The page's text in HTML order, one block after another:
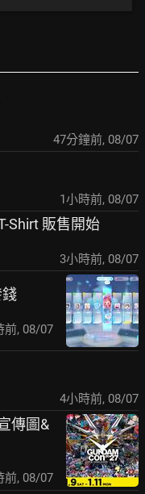
47分鐘前, 08/07
1小時前, 08/07
Shirt 販售開始
3小時前, 08/07
前, 08/07
4小時前, 08/07
傳圖&
前, 08/07